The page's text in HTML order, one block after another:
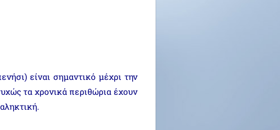
είναι σημαντικό μέχρι την
τα χρονικά περιθώρια έχουν